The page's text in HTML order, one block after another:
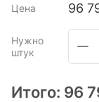
Цена 96
Нужно
штук
Итого: 96